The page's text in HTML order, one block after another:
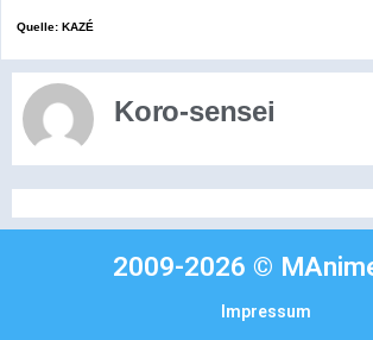
Quelle: KAZÉ
Koro-sensei
2009-2026 ©
Impressum